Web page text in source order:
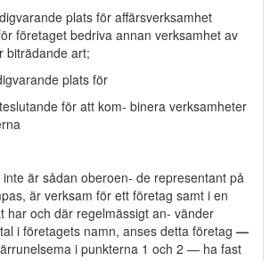
plats för affärsverksamhet
företaget bedriva annan verksamhet av
biträdande art;
plats för
för att kom- binera verksamheter
är sådan oberoen- de representant på
är verksam för ett företag samt i en
har och där regelmässigt an- vänder
i företagets namn, anses detta företag —
i punkterna 1 och 2 — ha fast